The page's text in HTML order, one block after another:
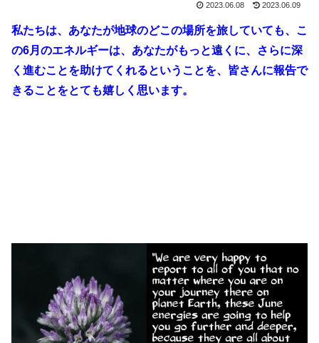
2023.06.08 2023.06.09
私たちは、あなたが地球のどこの場所を旅していても、こ
の6月のエネルギーは、あなたがもっと遠くに、さらに深
く進むことを助けてくれるということを、皆さんに報告で
きることをとても嬉しく思います。